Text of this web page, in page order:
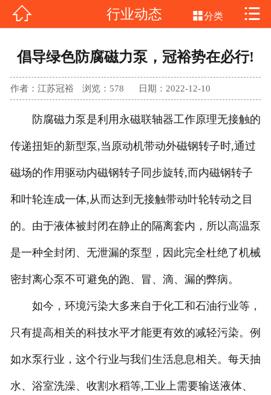
网站首页
氟塑料磁力泵
产品中心
新闻中心
客户案例
公司介绍
 行业动态 分类 
倡导绿色防腐磁力泵，冠裕势在必行!
作者：江苏冠裕 浏览： 578 日期：2022-12-10
防腐磁力泵是利用永磁联轴器工作原理无接触的
传递扭矩的新型泵,当原动机带动外磁钢转子时,通过
磁场的作用驱动内磁钢转子同步旋转,而内磁钢转子
和叶轮连成一体,从而达到无接触带动叶轮转动之目
的。由于液体被封闭在静止的隔离套内，所以高温泵
是一种全封闭、无泄漏的泵型，因此完全杜绝了机械
密封离心泵不可避免的跑、冒、滴、漏的弊病。
如今，环境污染大多来自于化工和石油行业等，
只有提高相关的科技水平才能更有效的减轻污染。例
如水泵行业，这个行业与我们生活息息相关。每天抽
水、浴室洗澡、收割水稻等,工业上需要输送液体、